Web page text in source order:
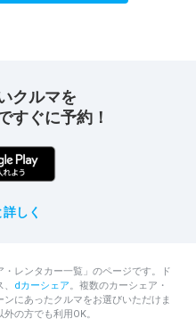
クルマを
すぐに予約！
しく
・レンタカー一覧」のページです。ド
dカーシェア。複数のカーシェア・
にあったクルマをお選びいただけま
の方でも利用OK。